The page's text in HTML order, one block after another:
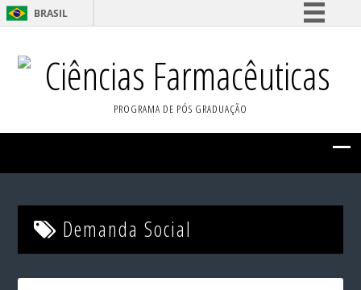
BRASIL
Comunica BR
Participe
Acesso à informação
Ciências Farmacêuticas
PROGRAMA DE PÓS GRADUAÇÃO
Demanda Social